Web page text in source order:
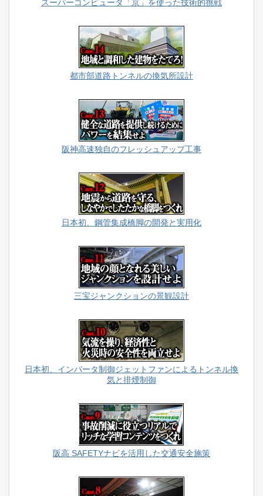
スーパーコンピュータ「京」を使った技術的挑戦
都市部道路トンネルの換気所設計
阪神高速独自のフレッシュアップ工事
日本初、鋼管集成橋脚の開発と実用化
三宝ジャンクションの景観設計
日本初、インバータ制御ジェットファンによるトンネル換
気と排煙制御
阪高 SAFETYナビを活用した交通安全施策